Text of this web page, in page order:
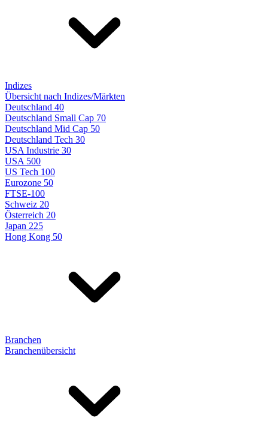
Indizes
Übersicht nach Indizes/Märkten
Deutschland 40
Deutschland Small Cap 70
Deutschland Mid Cap 50
Deutschland Tech 30
USA Industrie 30
USA 500
US Tech 100
Eurozone 50
FTSE-100
Schweiz 20
Österreich 20
Japan 225
Hong Kong 50
Branchen
Branchenübersicht